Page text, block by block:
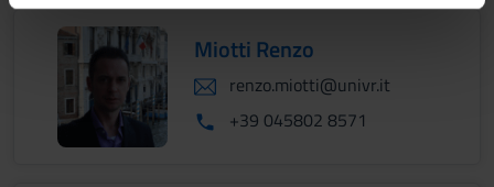
nostri partner che si occupano di analisi dei dati web,
pubblicità e social media, i quali potrebbero combinarle
con altre informazioni che hai fornito loro o che hanno
raccolto dal tuo utilizzo dei loro servizi.
Miotti Renzo
renzo.miotti@univr.it
+39 045802 8571